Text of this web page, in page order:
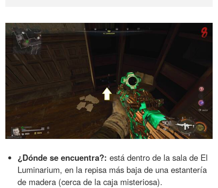
¿Dónde se encuentra?: está dentro de la sala de El
Luminarium, en la repisa más baja de una estantería
de madera (cerca de la caja misteriosa).